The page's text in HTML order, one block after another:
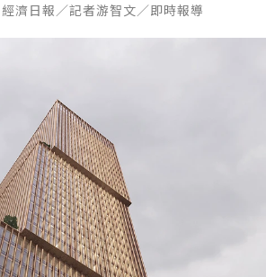
經濟日報／記者游智文／即時報導